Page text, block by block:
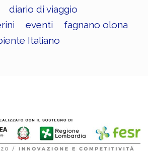
diario di viaggio
eventi
fagnano olona
Italiano